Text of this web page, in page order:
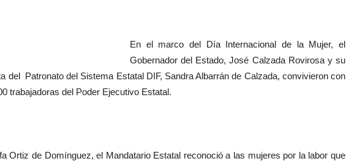
En el marco del Día Internacional de la Mujer, el
Gobernador del Estado, José Calzada Rovirosa y su
del Patronato del Sistema Estatal DIF, Sandra Albarrán de Calzada, convivieron con
trabajadoras del Poder Ejecutivo Estatal.
Ortiz de Domínguez, el Mandatario Estatal reconoció a las mujeres por la labor que